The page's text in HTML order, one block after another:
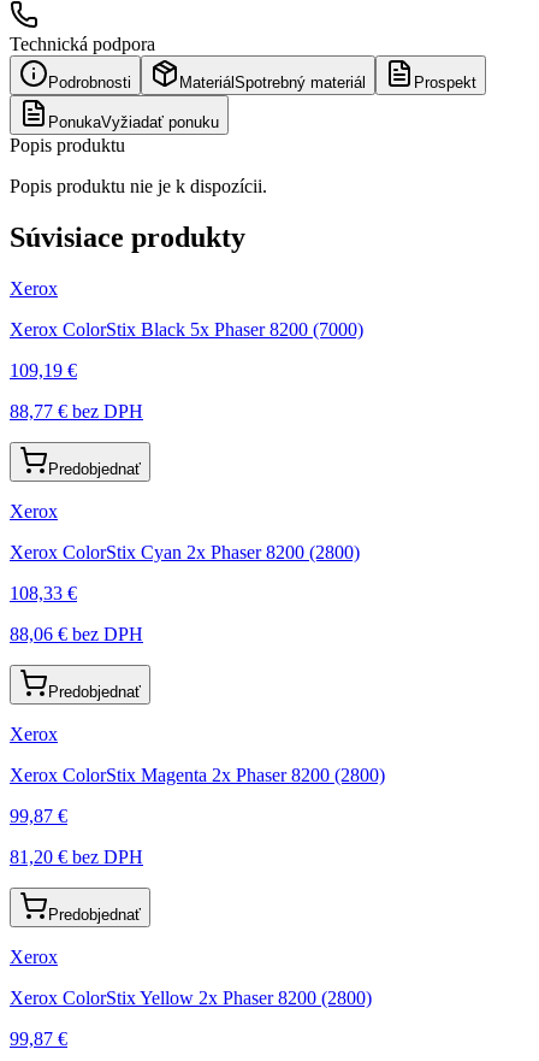
Technická podpora
Podrobnosti Materiál Spotrebný materiál Prospekt
PonukaVyžiadať ponuku
Popis produktu
Popis produktu nie je k dispozícii.
Súvisiace produkty
Xerox
Xerox ColorStix Black 5x Phaser 8200 (7000)
109,19 €
88,77 € bez DPH
Predobjednať
Xerox
Xerox ColorStix Cyan 2x Phaser 8200 (2800)
108,33 €
88,06 € bez DPH
Predobjednať
Xerox
Xerox ColorStix Magenta 2x Phaser 8200 (2800)
99,87 €
81,20 € bez DPH
Predobjednať
Xerox
Xerox ColorStix Yellow 2x Phaser 8200 (2800)
99,87 €